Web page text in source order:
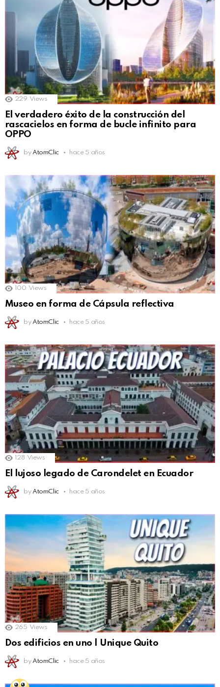
229 Views
El verdadero éxito de la construcción del
rascacielos en forma de bucle infinito para
OPPO
by AtomClic hace 5 años
100 Views
Museo en forma de Cápsula reflectiva
by AtomClic hace 5 años
128 Views
El lujoso legado de Carondelet en Ecuador
by AtomClic hace 5 años
265 Views
Dos edificios en uno | Unique Quito
by AtomClic hace 5 años